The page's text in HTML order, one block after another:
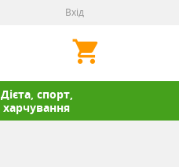
Вхід
Дієта, спорт,
харчування